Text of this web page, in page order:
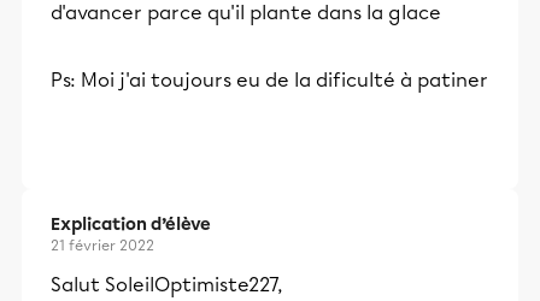
d'avancer parce qu'il plante dans la glace
Ps: Moi j'ai toujours eu de la dificulté à patiner
Explication d’élève
21 février 2022
Salut SoleilOptimiste227,